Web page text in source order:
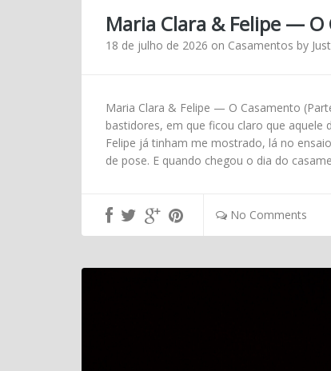
Maria Clara & Felipe —
18 de julho de 2026 on Casamentos by
Maria Clara & Felipe — O Casamento
bastidores, em que ficou claro que aquele
Felipe já tinham me mostrado, lá no
de pose. E quando chegou o dia do
No Comments